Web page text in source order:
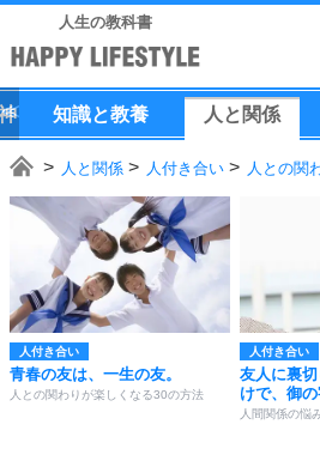
人生の教科書
知識と教養 人 と 関係
人と関係 人付き合い 人との関
人付き合い
青春の友は、一生の友。
人との関わりが楽しくなる30の方法
人付き合い
友人に裏
けで、御の
人間関係の悩